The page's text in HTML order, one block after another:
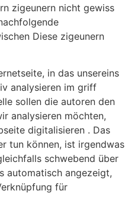
zigeunern nicht gewiss
Diese zigeunern
in das unsereins
analysieren im griff
sollen die autoren den
analysieren möchten,
digitalisieren . Das
tun können, ist irgendwas
schwebend über
automatisch angezeigt,
für